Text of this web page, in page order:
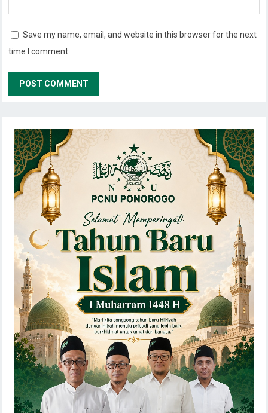
Save my name, email, and website in this browser for the next
time I comment.